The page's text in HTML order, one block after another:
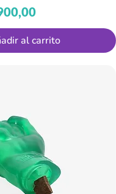
al carrito